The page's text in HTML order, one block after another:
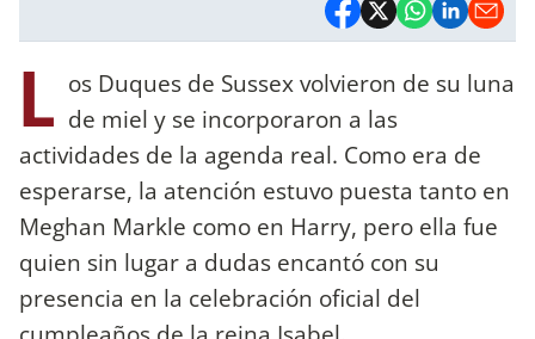
L os Duques de Sussex volvieron de su luna
de miel y se incorporaron a las
actividades de la agenda real. Como era de
esperarse, la atención estuvo puesta tanto en
Meghan Markle como en Harry, pero ella fue
quien sin lugar a dudas encantó con su
presencia en la celebración oficial del